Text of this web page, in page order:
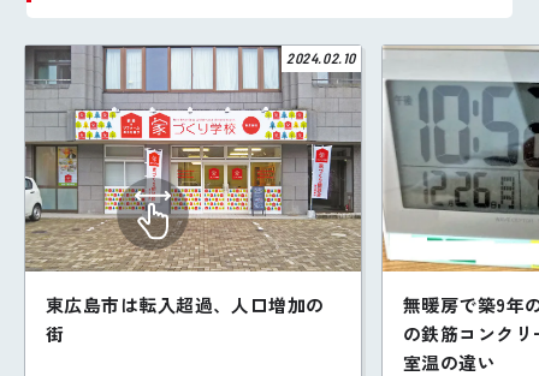
東広島市は転入超過、人口増加の
街
2024.02.10
無暖房で築9年
の鉄筋コンク
室温の違い